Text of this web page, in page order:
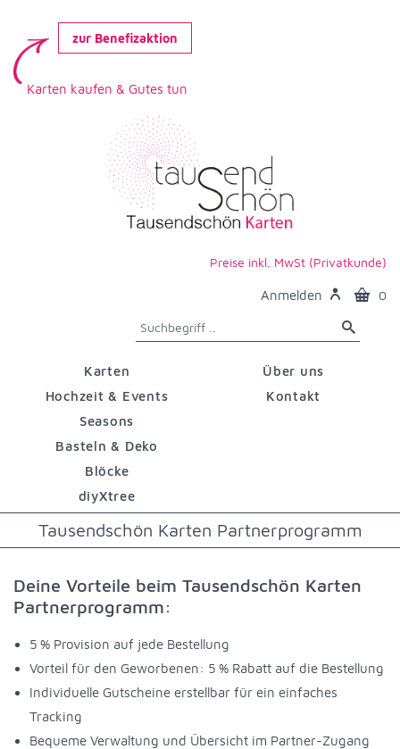
zur Benefizaktion
Karten kaufen & Gutes tun
Preise inkl. MwSt (Privatkunde)
Anmelden 0
Karten
Hochzeit & Events
Seasons
Basteln & Deko
Blöcke
diyXtree
Über uns
Kontakt
Tausendschön Karten Partnerprogramm
Deine Vorteile beim Tausendschön Karten
Partnerprogramm:
5 % Provision auf jede Bestellung
Vorteil für den Geworbenen: 5 % Rabatt auf die Bestellung
Individuelle Gutscheine erstellbar für ein einfaches
Tracking
Bequeme Verwaltung und Übersicht im Partner-Zugang